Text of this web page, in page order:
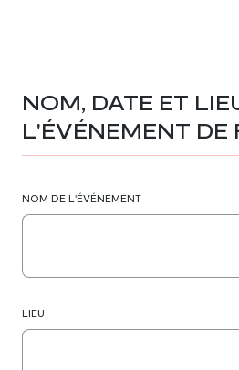
NOM, DATE ET
L'ÉVÉNEMENT DE
NOM DE L'ÉVÉNEMENT
LIEU